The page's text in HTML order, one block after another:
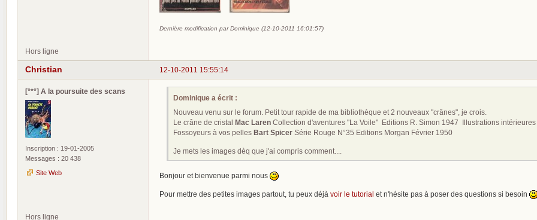
Dernière modification par Dominique (12-10-2011 16:01:57)
Hors ligne
12-10-2011 15:55:14
Christian
[°*°] A la poursuite des scans
Inscription : 19-01-2005
Messages : 20 438
Site Web
Dominique a écrit :
Nouveau venu sur le forum. Petit tour rapide de ma bibliothèque et 2 nouveaux "crânes", je crois.
Le crâne de cristal
Mac Laren Collection d'aventures "La Voile" Editions R. Simon 1947 Illustrations intérieures
Fossoyeurs à vos pelles Bart Spicer Série Rouge N°35 Editions Morgan Février 1950
Je mets les images dèq que j'ai compris comment....
Bonjour et bienvenue parmi nous
Pour mettre des petites images partout, tu peux déjà voir le tutorial et n'hésite pas à poser des questions si besoin
Hors ligne